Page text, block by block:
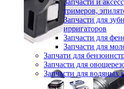
Запчасти и
тримеров,
Запчасти для
ирригаторов
Запчасти для
Запчасти для
Запчати для
Запчасти для
Запчасти для водяных